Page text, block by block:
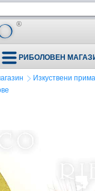
РИБОЛОВЕН
Изкуствени